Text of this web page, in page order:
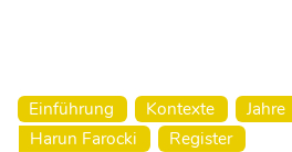
Einführung Kontexte Jahre
Harun Farocki
Register